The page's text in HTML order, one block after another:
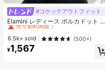
#コケッテアウトフィット
Elamini レディース ポルカドット パ
ッチワーク レーストリム 配色 ウエ
スト ショートスリーブ トップス 夏
用
#2 ベストセラー
夜遊び 女性用ブラウス
売り切れ間近！
#2 ベストセラー
売り切れ間近！
#2 ベストセラー
売り切れ間近！
#2 ベストセラー
6.5k+ sold (500+)
¥1,567